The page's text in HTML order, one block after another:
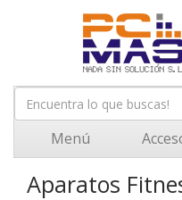
Menú
Aparatos